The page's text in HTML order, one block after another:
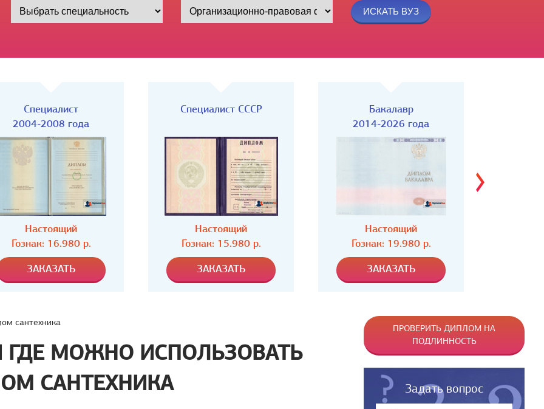
Специалист
2004-2008 года
Настоящий
Гознак: 16.980 р.
Специалист СССР
Настоящий
Гознак: 15.980 р.
Бакалавр
2014-2026 года
Настоящий
Гознак: 19.980 р.
сантехника
ГДЕ МОЖНО ИСПОЛЬЗОВАТЬ
САНТЕХНИКА
ПРОВЕРИТЬ ДИПЛОМ НА
ПОДЛИННОСТЬ
Задать вопрос